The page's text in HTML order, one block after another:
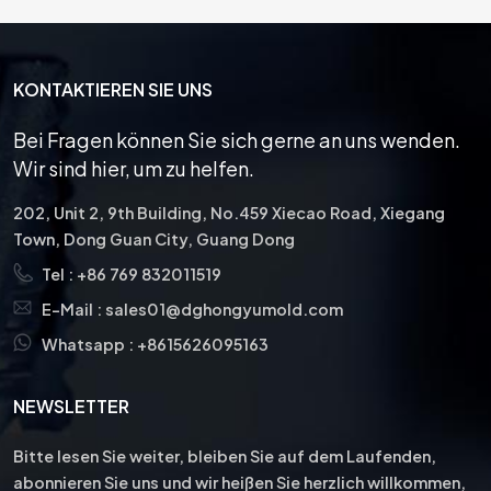
und
sich an
Das
wie
alle
des
Wartungs- und
verbesserte thermische
Stabilität und
Verschleiß, Reibung,
Korrosion und Probleme
mit der elektrischen
Leitfähigkeit.
Vielseitigkeit
KONTAKTIEREN SIE UNS
Bei Fragen können Sie sich gerne an uns wenden.
Wir sind hier, um zu helfen.
202, Unit 2, 9th Building, No.459 Xiecao Road, Xiegang
Town, Dong Guan City, Guang Dong
Tel : +86 769 832011519
E-Mail : sales01@dghongyumold.com
Whatsapp : +8615626095163
NEWSLETTER
Bitte lesen Sie weiter, bleiben Sie auf dem Laufenden,
abonnieren Sie uns und wir heißen Sie herzlich willkommen,